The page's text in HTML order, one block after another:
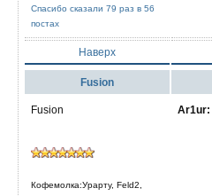
Спасибо сказали 79 раз в 56
постах
Наверх
Fusion
Fusion
Кофемолка:Урарту, Feld2,
Ar1ur: